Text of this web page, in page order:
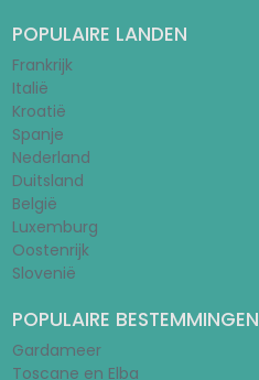
POPULAIRE LANDEN
Frankrijk
Italië
Kroatië
Spanje
Nederland
Duitsland
België
Luxemburg
Oostenrijk
Slovenië
POPULAIRE BESTEMMINGEN
Gardameer
Toscane en Elba